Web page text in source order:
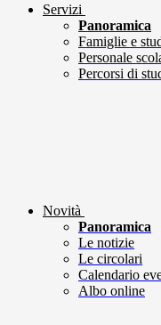
Servizi
Panoramica
Famiglie e
Personale
Percorsi di
Novità
Panoramica
Le notizie
Le circolari
Calendario
Albo online